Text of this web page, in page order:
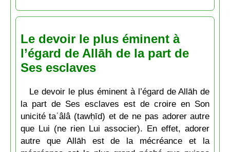
Le devoir le plus éminent à
l’égard de Allāh de la part de
Ses esclaves
Le devoir le plus éminent à l’égard de Allāh de
la part de Ses esclaves est de croire en Son
unicité taʿâlâ (tawḥīd) et de ne pas adorer autre
que Lui (ne rien Lui associer). En effet, adorer
autre que Allāh est de la mécréance et la